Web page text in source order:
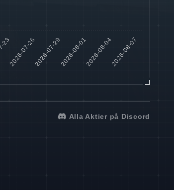
Alla Aktier på Discord